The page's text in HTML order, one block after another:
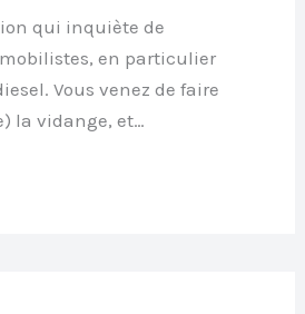
qui inquiète de
en particulier
Vous venez de faire
la vidange, et…